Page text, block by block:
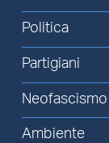
Politica
Partigiani
Neofascismo
Ambiente